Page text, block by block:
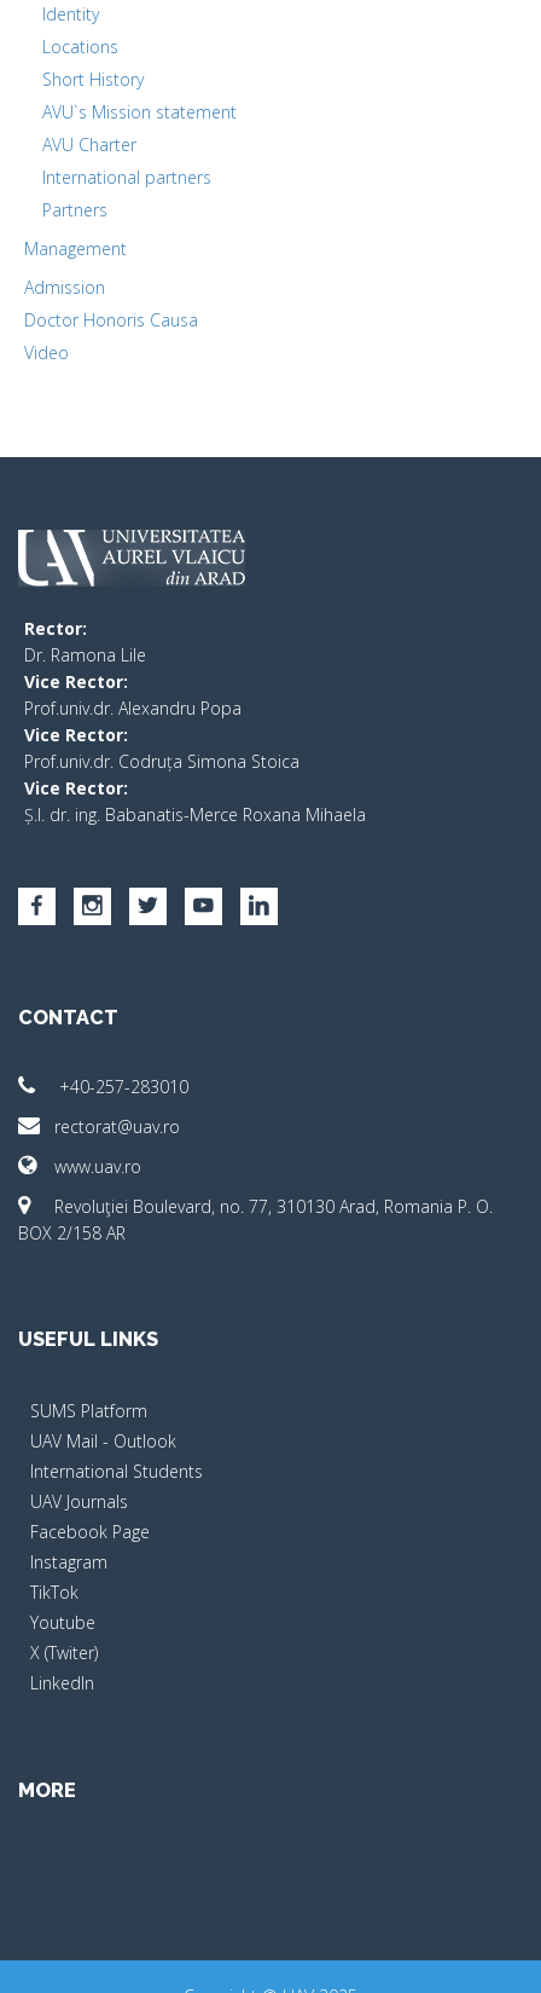
Identity
Locations
Short History
AVU`s Mission statement
AVU Charter
International partners
Partners
Management
Admission
Doctor Honoris Causa
Video
Rector:
​Dr. Ramona Lile
Vice Rector:
Prof.univ.dr. Alexandru Popa
Vice Rector:
Prof.univ.dr. Codruța Simona Stoica
Vice Rector:
Ș.I. dr. ing. Babanatis-Merce Roxana Mihaela
CONTACT
+40-257-283010
rectorat@uav.ro
www.uav.ro
Revoluţiei Boulevard, no. 77, 310130 Arad, Romania P. O.
BOX 2/158 AR
USEFUL LINKS
SUMS Platform
UAV Mail - Outlook
International Students
UAV Journals
Facebook Page
Instagram
TikTok
Youtube
X (Twiter)
LinkedIn
MORE